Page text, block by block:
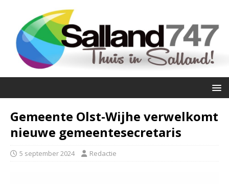
Gemeente Olst-Wijhe verwelkomt
nieuwe gemeentesecretaris
5 september 2024 Redactie